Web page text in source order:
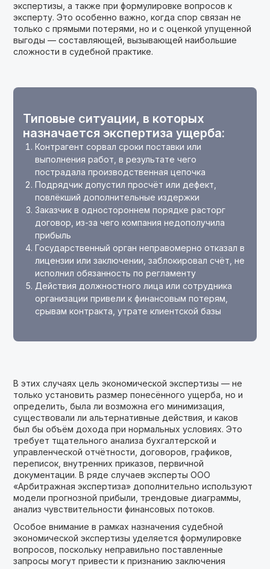
экспертизы, а также при формулировке вопросов к
эксперту. Это особенно важно, когда спор связан не
только с прямыми потерями, но и с оценкой упущенной
выгоды — составляющей, вызывающей наибольшие
сложности в судебной практике.
Типовые ситуации, в которых
назначается экспертиза ущерба:
Контрагент сорвал сроки поставки или
выполнения работ, в результате чего
пострадала производственная цепочка
Подрядчик допустил просчёт или дефект,
повлёкший дополнительные издержки
Заказчик в одностороннем порядке расторг
договор, из-за чего компания недополучила
прибыль
Государственный орган неправомерно отказал в
лицензии или заключении, заблокировал счёт, не
исполнил обязанность по регламенту
Действия должностного лица или сотрудника
организации привели к финансовым потерям,
срывам контракта, утрате клиентской базы
В этих случаях цель экономической экспертизы — не
только установить размер понесённого ущерба, но и
определить, была ли возможна его минимизация,
существовали ли альтернативные действия, и каков
был бы объём дохода при нормальных условиях. Это
требует тщательного анализа бухгалтерской и
управленческой отчётности, договоров, графиков,
переписок, внутренних приказов, первичной
документации. В ряде случаев эксперты ООО
«Арбитражная экспертиза» дополнительно используют
модели прогнозной прибыли, трендовые диаграммы,
анализ чувствительности финансовых потоков.
Особое внимание в рамках назначения судебной
экономической экспертизы уделяется формулировке
вопросов, поскольку неправильно поставленные
запросы могут привести к признанию заключения